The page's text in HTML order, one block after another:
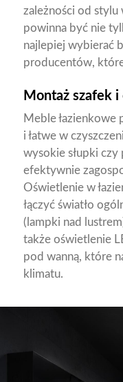
zależności od stylu
powinna być nie
najlepiej wybierać
producentów,
Montaż szafek
Meble
i łatwe w
wysokie słupki czy
efektywnie
Oświetlenie w
łączyć światło
(lampki nad
także oświetlenie
pod wanną, które
klimatu.